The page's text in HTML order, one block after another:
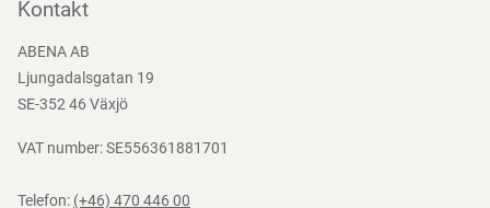
Nedladdningar
Kontakt
ABENA AB
Ljungadalsgatan 19
SE-352 46 Växjö
VAT number: SE556361881701
Telefon: (+46) 470 446 00